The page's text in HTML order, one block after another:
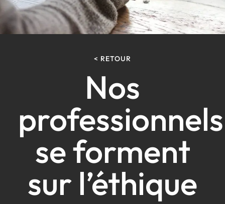
< RETOUR
Nos
professionnels
se forment
sur l’éthique